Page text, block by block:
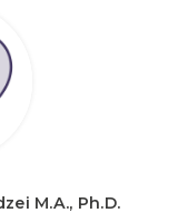
M.A., Ph.D.